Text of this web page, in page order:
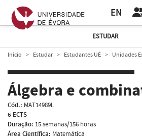
EN
ESTUDAR
Início Estudar Estudantes UÉ Unidades
Álgebra e
Cód.: MAT14989L
6 ECTS
Duração: 15 semanas/156 horas
Área Científica: Matemática